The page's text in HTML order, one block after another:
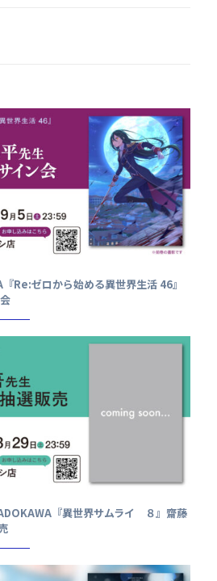
Re:ゼロから始める異世界生活 46』
『異世界サムライ ８』齋藤